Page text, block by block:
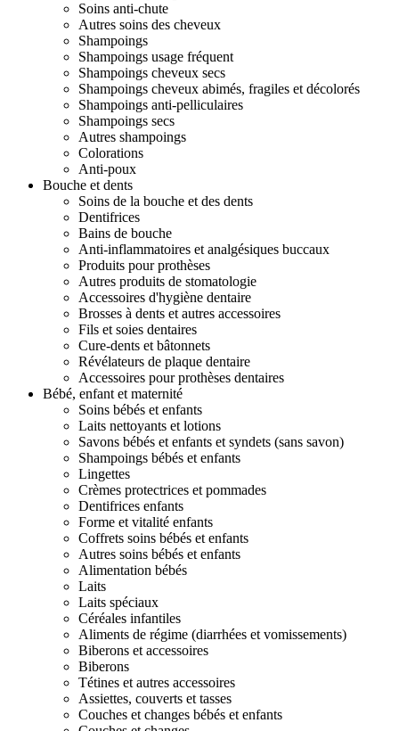
Soins anti-chute
Autres soins des cheveux
Shampoings
Shampoings usage fréquent
Shampoings cheveux secs
Shampoings cheveux abimés, fragiles et décolorés
Shampoings anti-pelliculaires
Shampoings secs
Autres shampoings
Colorations
Anti-poux
Bouche et dents
Soins de la bouche et des dents
Dentifrices
Bains de bouche
Anti-inflammatoires et analgésiques buccaux
Produits pour prothèses
Autres produits de stomatologie
Accessoires d'hygiène dentaire
Brosses à dents et autres accessoires
Fils et soies dentaires
Cure-dents et bâtonnets
Révélateurs de plaque dentaire
Accessoires pour prothèses dentaires
Bébé, enfant et maternité
Soins bébés et enfants
Laits nettoyants et lotions
Savons bébés et enfants et syndets (sans savon)
Shampoings bébés et enfants
Lingettes
Crèmes protectrices et pommades
Dentifrices enfants
Forme et vitalité enfants
Coffrets soins bébés et enfants
Autres soins bébés et enfants
Alimentation bébés
Laits
Laits spéciaux
Céréales infantiles
Aliments de régime (diarrhées et vomissements)
Biberons et accessoires
Biberons
Tétines et autres accessoires
Assiettes, couverts et tasses
Couches et changes bébés et enfants